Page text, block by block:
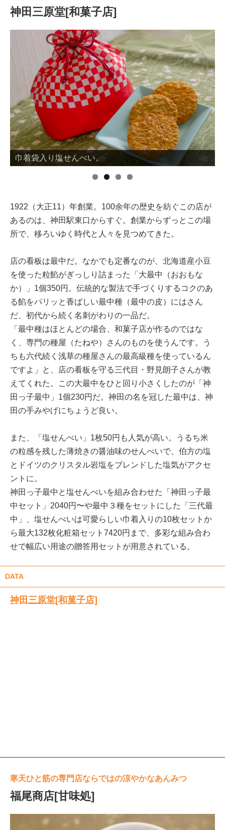
神田三原堂[和菓子店]
巾着袋入り塩せんべい。
1922（大正11）年創業。100余年の歴史を紡ぐこの店が
あるのは、神田駅東口からすぐ。創業からずっとこの場
所で、移ろいゆく時代と人々を見つめてきた。
店の看板は最中だ。なかでも定番なのが、北海道産小豆
を使った粒餡がぎっしり詰まった「大最中（おおもな
か）」1個350円。伝統的な製法で手づくりするコクのあ
る餡をパリッと香ばしい最中種（最中の皮）にはさん
だ、初代から続く名刺がわりの一品だ。
「最中種はほとんどの場合、和菓子店が作るのではな
く、専門の種屋（たねや）さんのものを使うんです。う
ちも六代続く浅草の種屋さんの最高級種を使っているん
ですよ」と、店の看板を守る三代目・野見朗子さんが教
えてくれた。この大最中をひと回り小さくしたのが「神
田っ子最中」1個230円だ。神田の名を冠した最中は、神
田の手みやげにちょうど良い。
また、「塩せんべい」1枚50円も人気が高い。うるち米
の粒感を残した薄焼きの醤油味のせんべいで、伯方の塩
とドイツのクリスタル岩塩をブレンドした塩気がアクセ
ントに。
神田っ子最中と塩せんべいを組み合わせた「神田っ子最
中セット」2040円〜や最中３種をセットにした「三代最
中」、塩せんべいは可愛らしい巾着入りの10枚セットか
ら最大132枚化粧箱セット7420円まで、多彩な組み合わ
せで幅広い用途の贈答用セットが用意されている。
DATA
神田三原堂[和菓子店]
寒天ひと筋の専門店ならではの涼やかなあんみつ
福尾商店[甘味処]